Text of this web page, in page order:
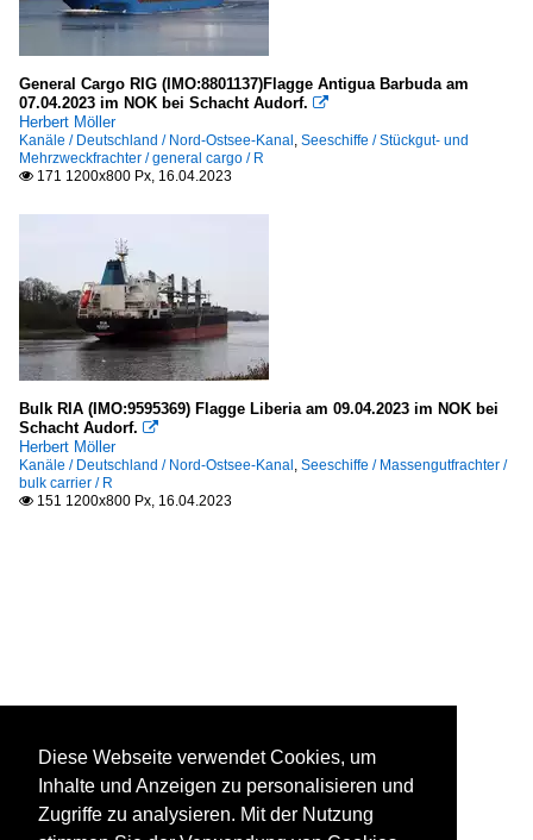
General Cargo RIG (IMO:8801137)Flagge Antigua Barbuda am
07.04.2023 im NOK bei Schacht Audorf. 
Herbert Möller
Kanäle / Deutschland / Nord-Ostsee-Kanal, Seeschiffe / Stückgut- und
Mehrzweckfrachter / general cargo / R
 171 1200x800 Px, 16.04.2023
Bulk RIA (IMO:9595369) Flagge Liberia am 09.04.2023 im NOK bei
Schacht Audorf. 
Herbert Möller
Kanäle / Deutschland / Nord-Ostsee-Kanal, Seeschiffe / Massengutfrachter /
bulk carrier / R
 151 1200x800 Px, 16.04.2023
Diese Webseite verwendet Cookies, um
Inhalte und Anzeigen zu personalisieren und
Zugriffe zu analysieren. Mit der Nutzung